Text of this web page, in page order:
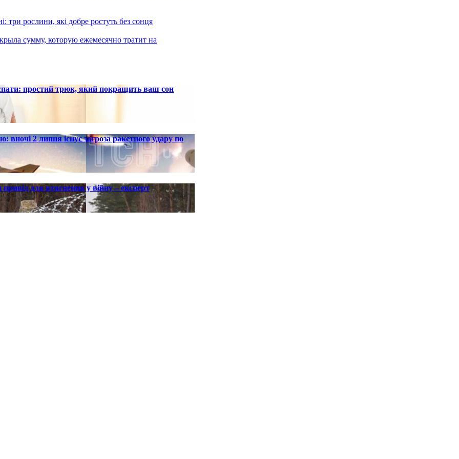
три рослини, які добре ростуть без сонця
сумму, которую ежемесячно тратит на
простий трюк, який покращить ваш сон
вночі 2 липня існує загроза ракетного удару по
для втягнення у війну – експерт